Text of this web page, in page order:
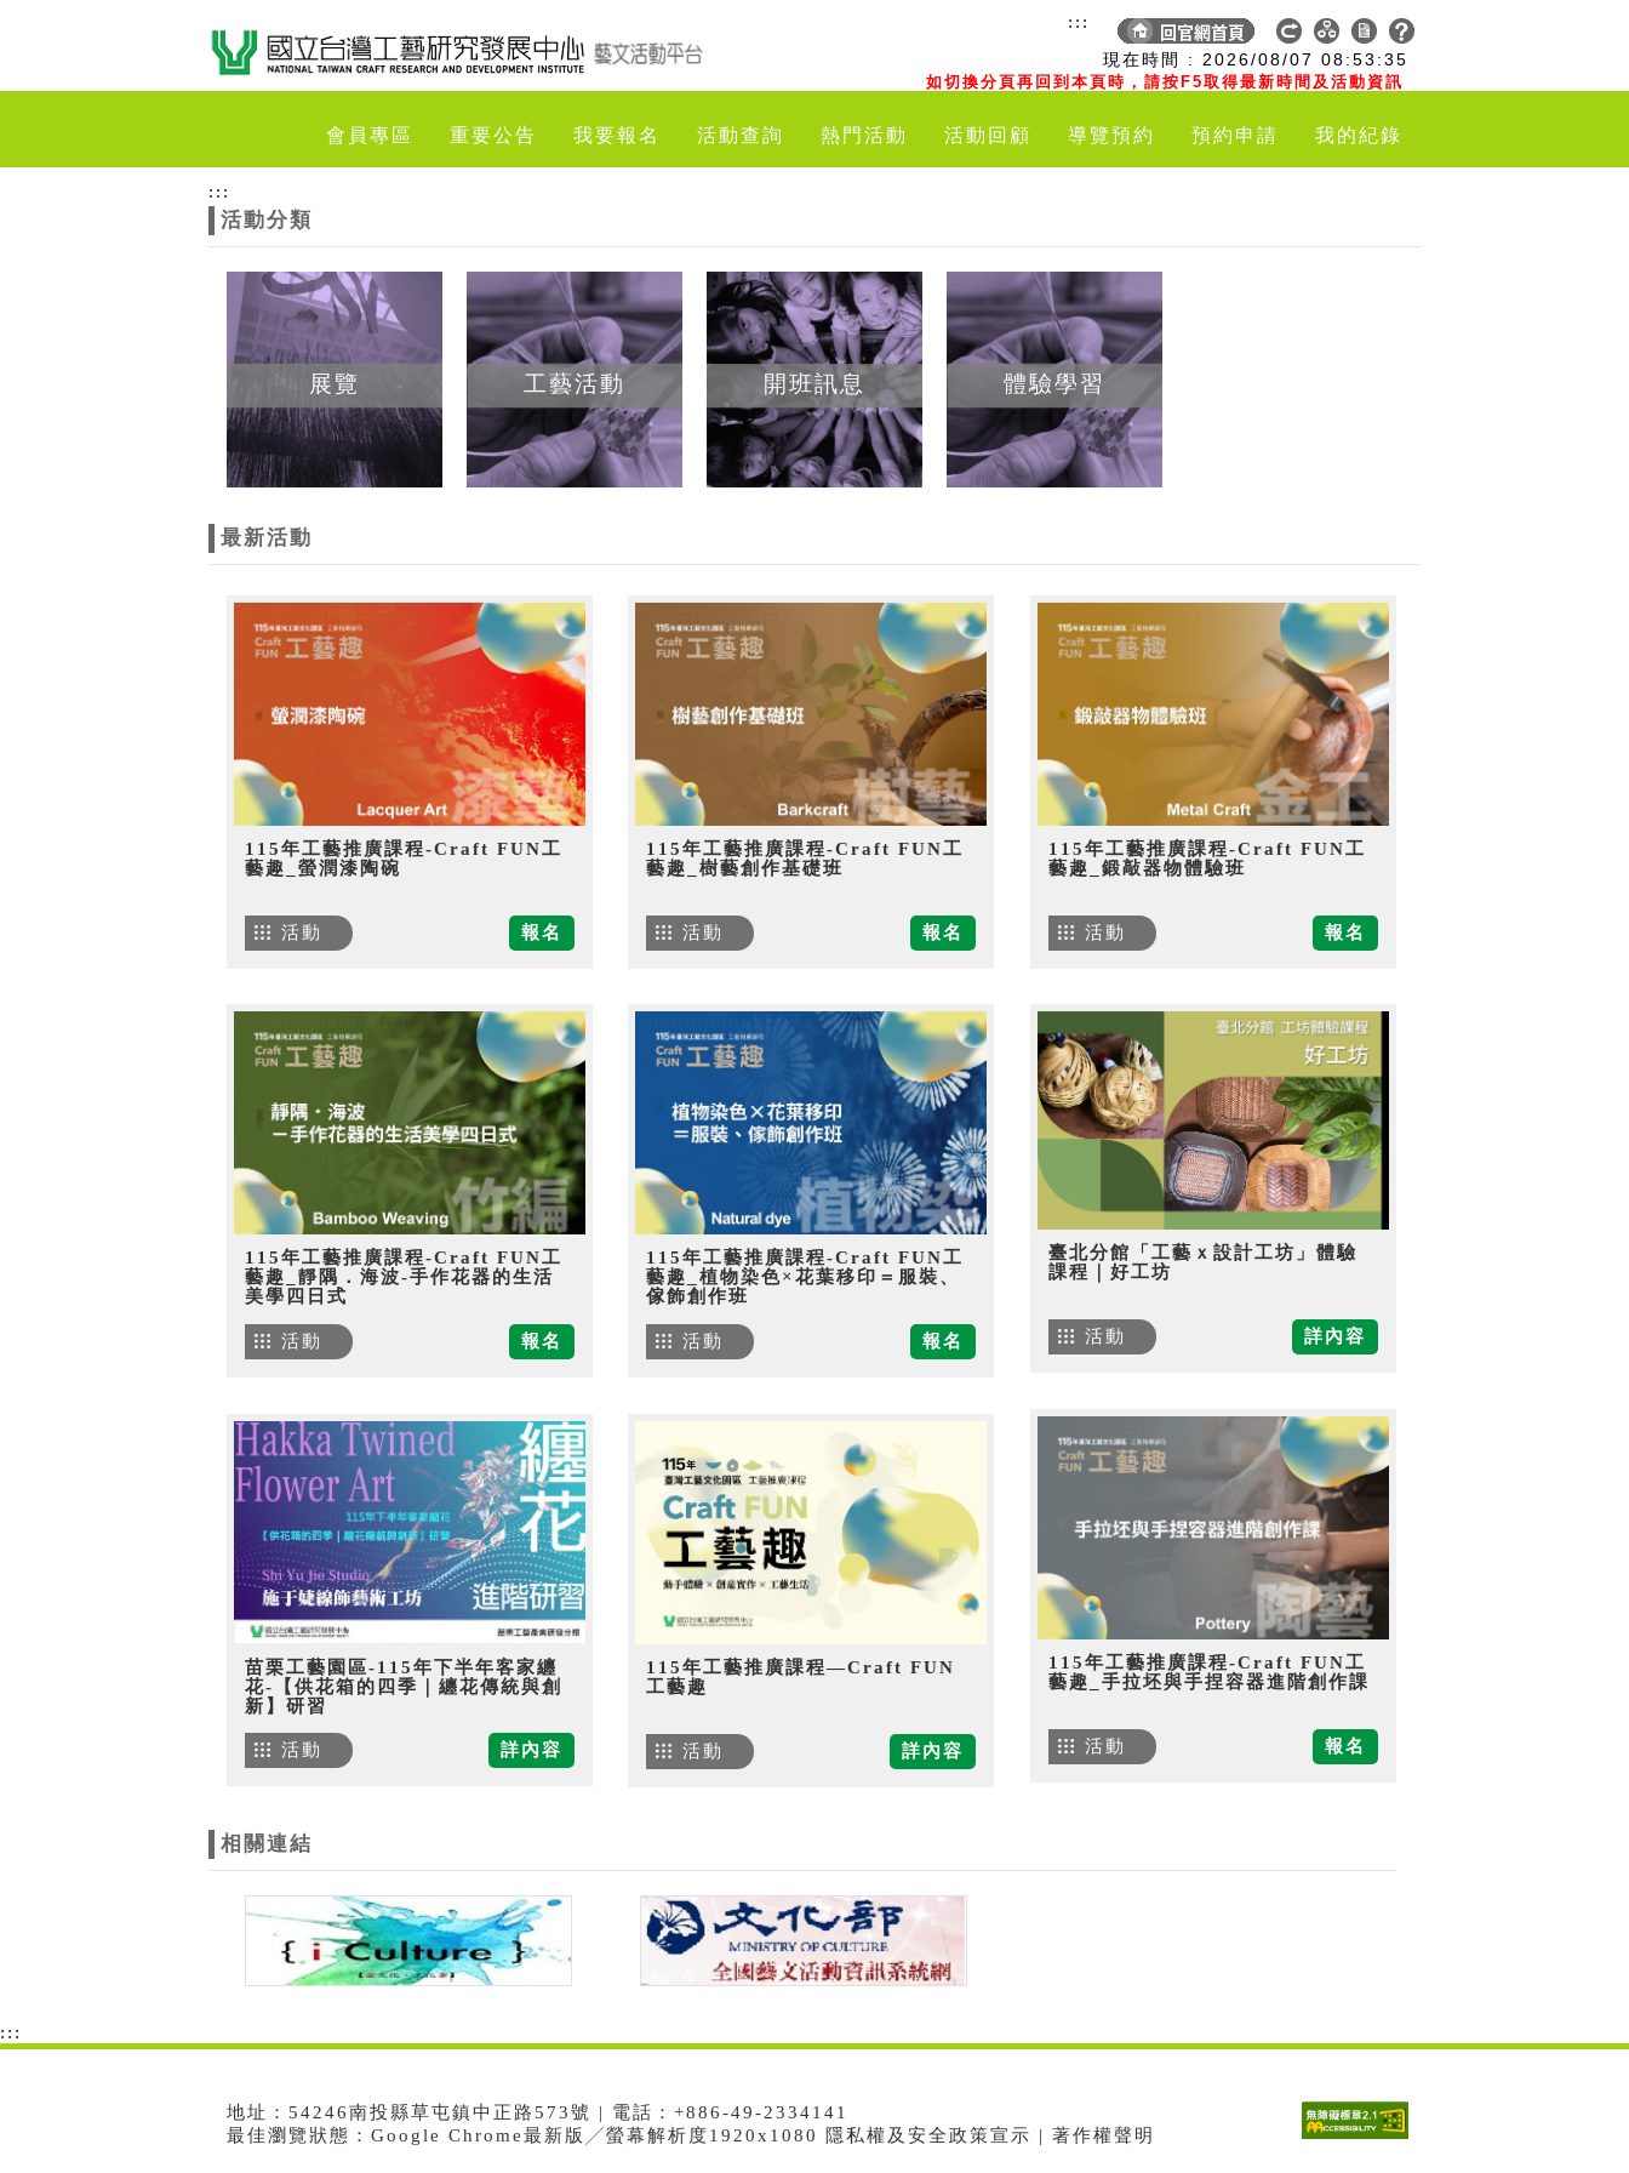
現在時間 : 2026/08/07 08:53:35
如切換分頁再回到本頁時，請按F5取得最新時間及活動資訊
:::
會員專區 重要公告 我要報名 活動查詢 熱門活動 活動回顧 導覽預約 預約申請 我的紀錄
:::
活動分類
展覽 工藝活動 開班訊息 體驗學習
最新活動
115年工藝推廣課程-Craft FUN工
藝趣_螢潤漆陶碗
報名
活動
115年工藝推廣課程-Craft FUN工
藝趣_樹藝創作基礎班
報名
活動
115年工藝推廣課程-Craft FUN工
藝趣_鍛敲器物體驗班
報名
活動
115年工藝推廣課程-Craft FUN工
藝趣_靜隅．海波-手作花器的生活
美學四日式
報名
活動
115年工藝推廣課程-Craft FUN工
藝趣_植物染色×花葉移印＝服裝、
傢飾創作班
報名
活動
臺北分館「工藝ｘ設計工坊」體驗
課程｜好工坊
詳內容
活動
115年工藝推廣課程-Craft FUN工
藝趣_手拉坯與手捏容器進階創作課
報名
活動
苗栗工藝園區-115年下半年客家纏
花-【供花箱的四季｜纏花傳統與創
新】研習
詳內容
活動
115年工藝推廣課程—Craft FUN
工藝趣
詳內容
活動
相關連結
:::
地址：54246南投縣草屯鎮中正路573號 | 電話：+886-49-2334141
最佳瀏覽狀態：Google Chrome最新版╱螢幕解析度1920x1080 隱私權及安全政策宣示 | 著作權聲明